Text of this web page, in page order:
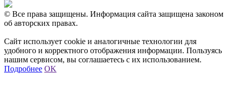
© Все права защищены. Информация сайта защищена законом
об авторских правах.
Сайт использует cookie и аналогичные технологии для
удобного и корректного отображения информации. Пользуясь
нашим сервисом, вы соглашаетесь с их использованием.
Подробнее OK